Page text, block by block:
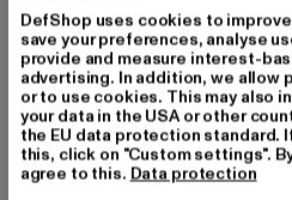
Mistä tuotteista olet
MIEHET
NAISET
DefShop uses cookies to
save your preferences, analyse
provide and measure interest-
advertising. In addition, we allow
or to use cookies. This may also
your data in the USA or other
the EU data protection standard.
this, click on "Custom settings".
agree to this. Data protection